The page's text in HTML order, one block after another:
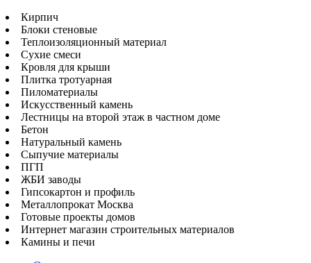
Кирпич
Блоки стеновые
Теплоизоляционный материал
Сухие смеси
Кровля для крыши
Плитка тротуарная
Пиломатериалы
Искусственный камень
Лестницы на второй этаж в частном доме
Бетон
Натуральный камень
Сыпучие материалы
ПГП
ЖБИ заводы
Гипсокартон и профиль
Металлопрокат Москва
Готовые проекты домов
Интернет магазин строительных материалов
Камины и печи